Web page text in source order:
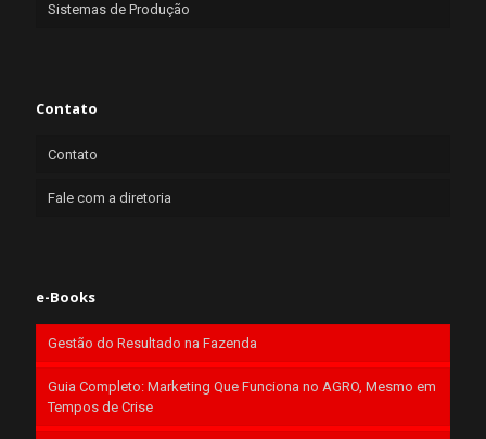
Sistemas de Produção
Contato
Contato
Fale com a diretoria
e-Books
Gestão do Resultado na Fazenda
Guia Completo: Marketing Que Funciona no AGRO, Mesmo em
Tempos de Crise